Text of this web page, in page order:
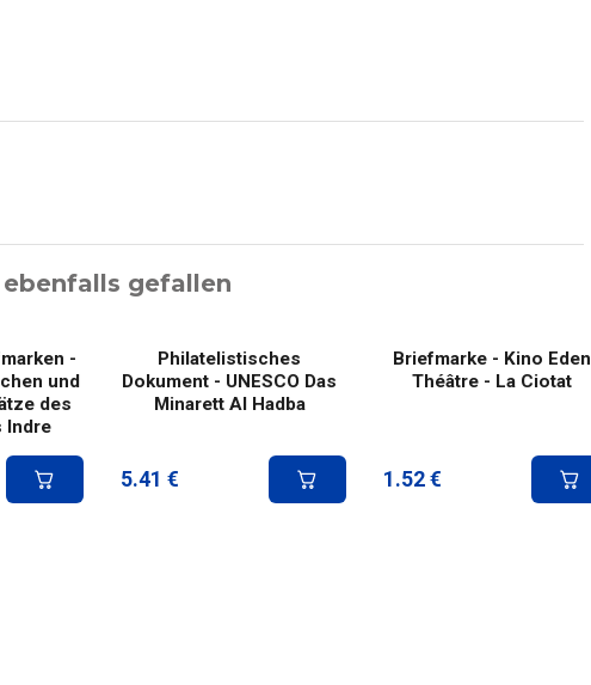
gefallen
-
und
des
Indre
Philatelistisches
Dokument - UNESCO Das
Minarett Al Hadba
5.41 €
Briefmarke - Kino Eden
Théâtre - La Ciotat
1.52 €